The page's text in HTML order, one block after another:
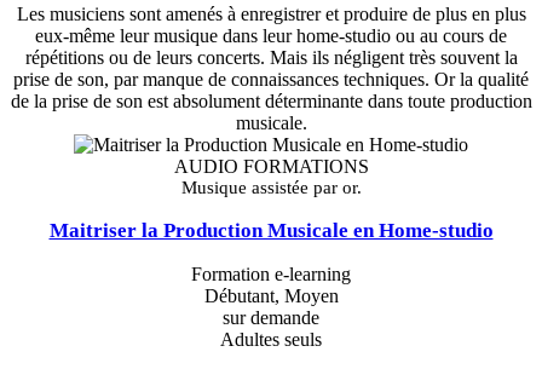
Les musiciens sont amenés à enregistrer et produire de plus en plus
eux-même leur musique dans leur home-studio ou au cours de
répétitions ou de leurs concerts. Mais ils négligent très souvent la
prise de son, par manque de connaissances techniques. Or la qualité
de la prise de son est absolument déterminante dans toute production
musicale.
AUDIO FORMATIONS
Musique assistée par or.
Maitriser la Production Musicale en Home-studio
Formation e-learning
Débutant, Moyen
sur demande
Adultes seuls